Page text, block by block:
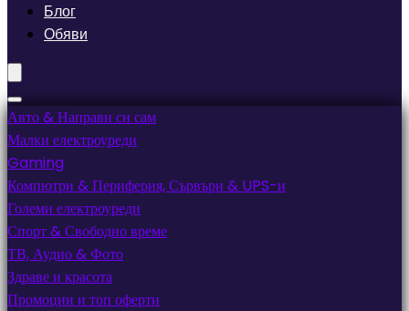
Блог
Обяви
Авто & Направи си сам
Малки електроуреди
Gaming
Компютри & Периферия, Сървъри & UPS-и
Големи електроуреди
Спорт & Свободно време
ТВ, Аудио & Фото
Здраве и красота
Промоции и топ оферти